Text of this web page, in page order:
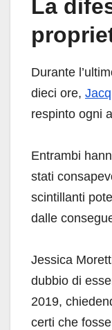
La
Durante
dieci ore,
respinto ogni
Entrambi
stati
scintillanti
dalle
Jessica
dubbio di
2019,
certi che